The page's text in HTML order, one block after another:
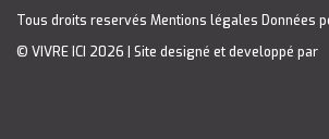
Tous droits reservés Mentions légales Données
© VIVRE ICI 2026
| Site designé et developpé par